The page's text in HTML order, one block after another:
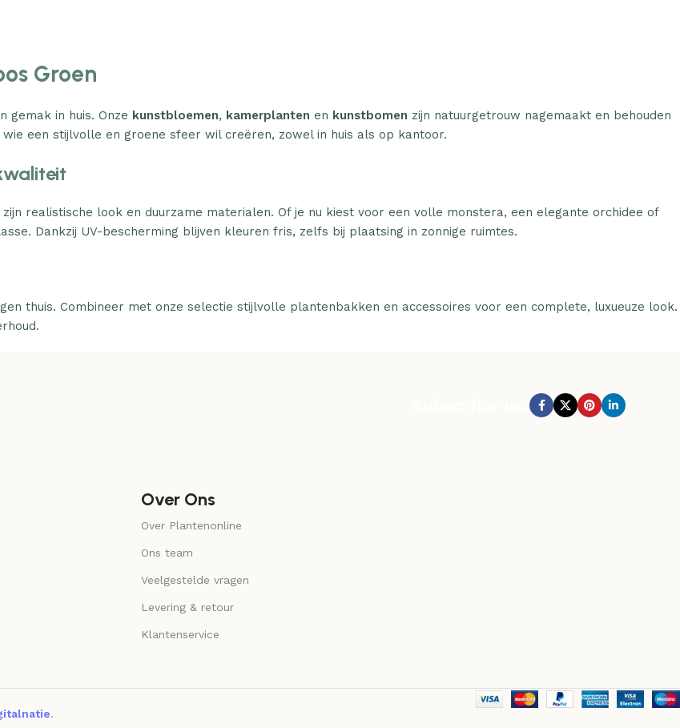
Groen
gemak in huis. Onze kunstbloemen, kamerplanten en kunstbomen zijn natuurgetrouw nagemaakt en behouden
een stijlvolle en groene sfeer wil creëren, zowel in huis als op kantoor.
realistische look en duurzame materialen. Of je nu kiest voor een volle monstera, een elegante orchidee of
Dankzij UV-bescherming blijven kleuren fris, zelfs bij plaatsing in zonnige ruimtes.
thuis. Combineer met onze selectie stijlvolle plantenbakken en accessoires voor een complete, luxueuze look.
Over Ons
Over Plantenonline
Ons team
Veelgestelde vragen
Levering & retour
Klantenservice
.